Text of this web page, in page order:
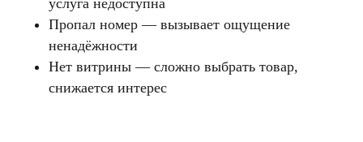
Пропал номер — вызывает ощущение
ненадёжности
Нет витрины — сложно выбрать товар,
снижается интерес